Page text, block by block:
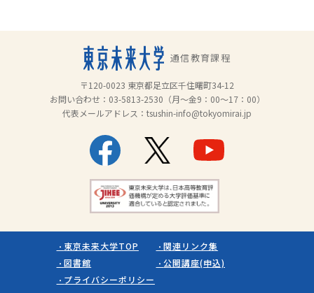
通信教育課程
〒120-0023 東京都足立区千住曙町34-12
お問い合わせ： 03-5813-2530 （月～金9：00～17：00）
代表メールアドレス： tsushin-info@tokyomirai.jp
東京未来大学TOP
図書館
プライバシーポリシー
関連リンク集
公開講座(申込)